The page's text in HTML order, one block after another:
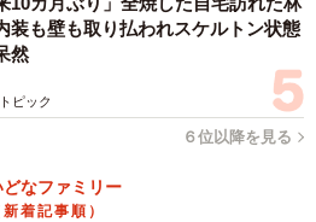
も壁も取り払われスケルトン状態
然
ピック
６位以降を見る
どなファミリー
新着記事順）